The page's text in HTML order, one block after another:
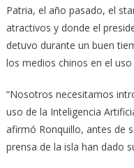
Patria, el año pasado, el
atractivos y donde el
detuvo durante un buen
los medios chinos en el
“Nosotros necesitamos
uso de la Inteligencia
afirmó Ronquillo, antes de
prensa de la isla han dado